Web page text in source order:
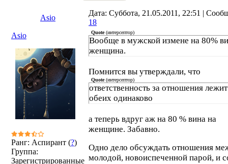
Asio
Дата: Суббота, 21.05.2011, 22:51 |
18
Asio
Ранг: Аспирант (?)
Группа:
Зарегистрированные
Quote(интерсептор)
Вообще в мужской измене на 80%
женщина.
Помнится вы утверждали, что
Quote(интерсептор)
ответственность за отношения
обеих одинаково
а теперь вдруг аж на 80 % вина на
женщине. Забавно.
Одно дело обсуждать отношения
молодой, новоиспеченной парой, и